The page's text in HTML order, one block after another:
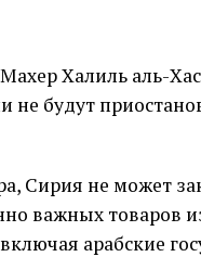
Халиль аль-
не будут
Сирия не может
важных товаров
арабские